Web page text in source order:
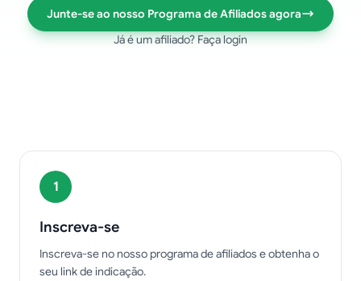
Junte-se ao nosso Programa de Afiliados agora
Já é um afiliado? Faça login
Como funciona
1
Inscreva-se
Inscreva-se no nosso programa de afiliados e obtenha o
seu link de indicação.